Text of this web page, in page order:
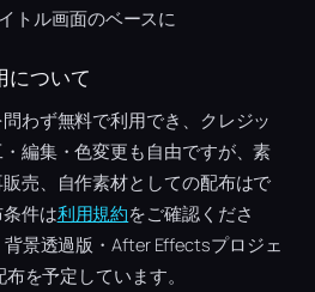
トル画面のベースに
について
わず無料で利用でき、クレジッ
編集・色変更も自由ですが、素
売、自作素材としての配布はで
件は利用規約をご確認くださ
景透過版・After Effectsプロジェ
を予定しています。